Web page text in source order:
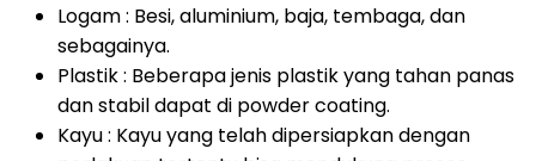
Logam : Besi, aluminium, baja, tembaga, dan
sebagainya.
Plastik : Beberapa jenis plastik yang tahan panas
dan stabil dapat di powder coating.
Kayu : Kayu yang telah dipersiapkan dengan